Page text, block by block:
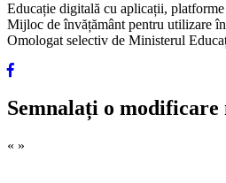
Educație digitală cu aplicații,
Mijloc de învățământ pentru utilizare
Omologat selectiv de Ministerul
Semnalați o modificare
« »